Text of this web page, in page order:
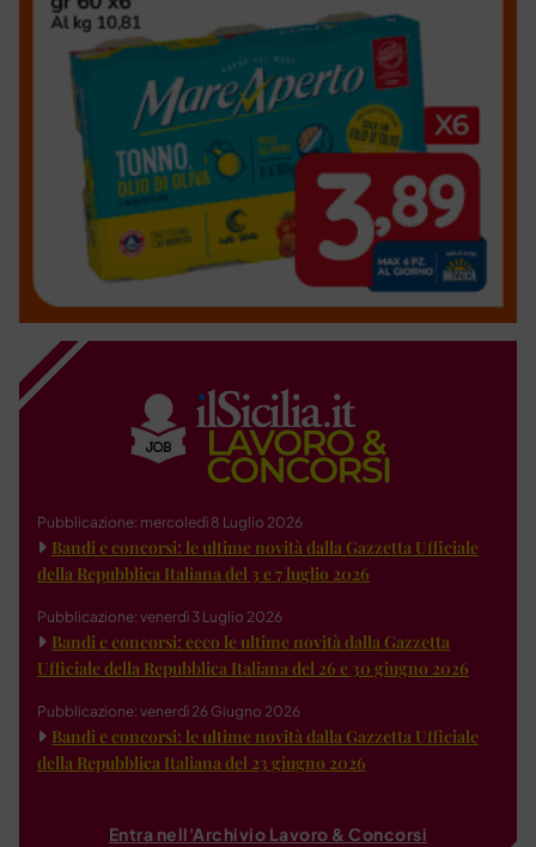
Pubblicazione: mercoledì 8 Luglio 2026
Bandi e concorsi: le ultime novità dalla Gazzetta Ufficiale
della Repubblica Italiana del 3 e 7 luglio 2026
Pubblicazione: venerdì 3 Luglio 2026
Bandi e concorsi: ecco le ultime novità dalla Gazzetta
Ufficiale della Repubblica Italiana del 26 e 30 giugno 2026
Pubblicazione: venerdì 26 Giugno 2026
Bandi e concorsi: le ultime novità dalla Gazzetta Ufficiale
della Repubblica Italiana del 23 giugno 2026
Entra nell'Archivio Lavoro & Concorsi